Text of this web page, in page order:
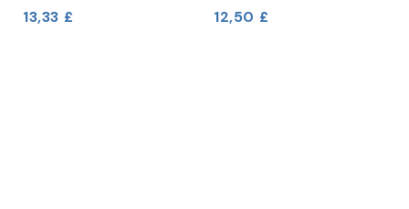
13,33 £ 12,50 £